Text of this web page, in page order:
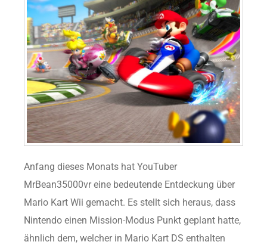
Anfang dieses Monats hat YouTuber
MrBean35000vr eine bedeutende Entdeckung über
Mario Kart Wii gemacht. Es stellt sich heraus, dass
Nintendo einen Mission-Modus Punkt geplant hatte,
ähnlich dem, welcher in Mario Kart DS enthalten